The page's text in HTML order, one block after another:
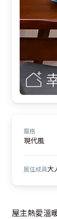
風格
現代風
居住成員大
屋主熱愛溫